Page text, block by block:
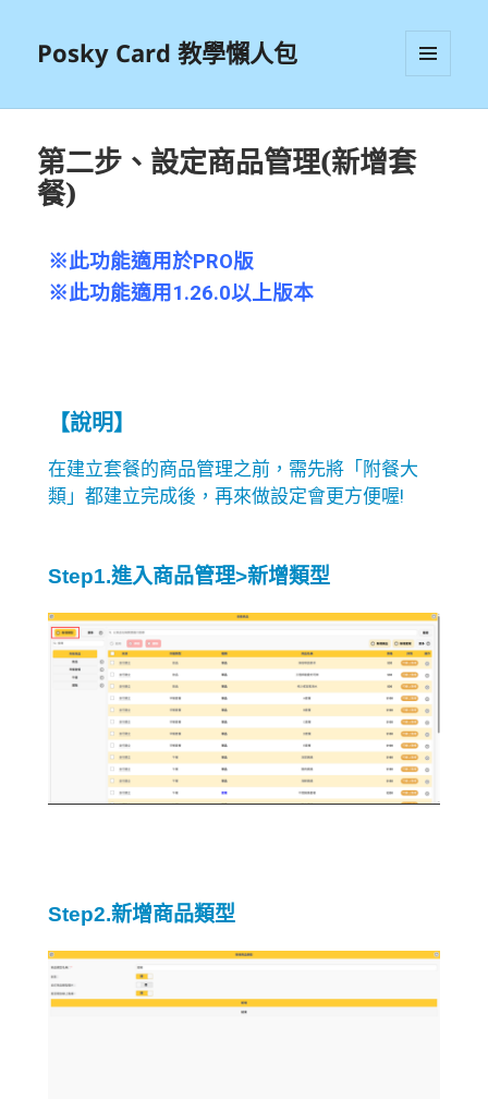
Posky Card 教學懶人包
小工具
第二步、設定商品管理(新增套
餐)
※此功能適用於PRO版
※此功能適用1.26.0以上版本
【說明】
在建立套餐的商品管理之前，需先將「附餐大
類」都建立完成後，再來做設定會更方便喔!
Step1.進入商品管理>新增類型
Step2.新增商品類型